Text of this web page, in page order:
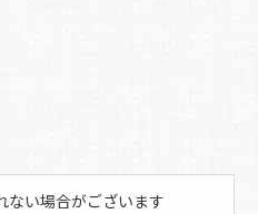
ない場合がございます